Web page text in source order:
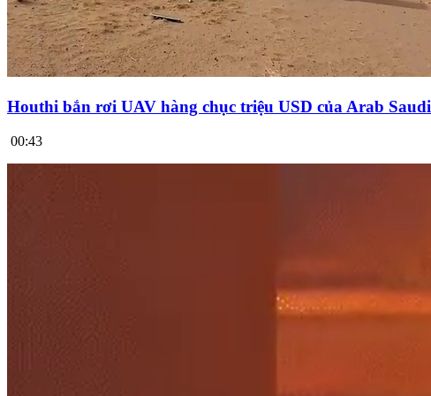
Houthi bắn rơi UAV hàng chục triệu USD của Arab Saudi
00:43